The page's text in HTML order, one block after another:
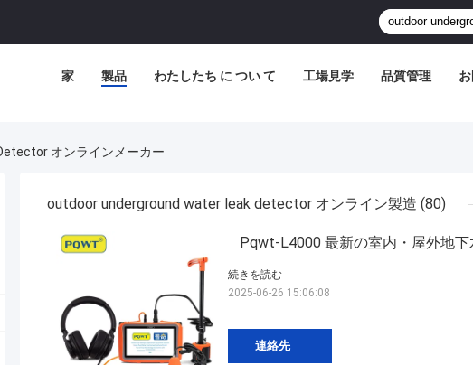
家 製品 わたしたち に つい て 工場見学 品質管理
オンラインメーカー
outdoor underground water leak detector オンライン製造 (80)
Pqwt-L4000 最新の室内・屋外地下
連絡先
続きを読む
2025-06-26 15:06:08